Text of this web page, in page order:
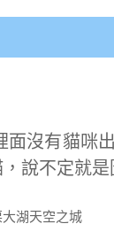
沒有貓咪
說不定就是